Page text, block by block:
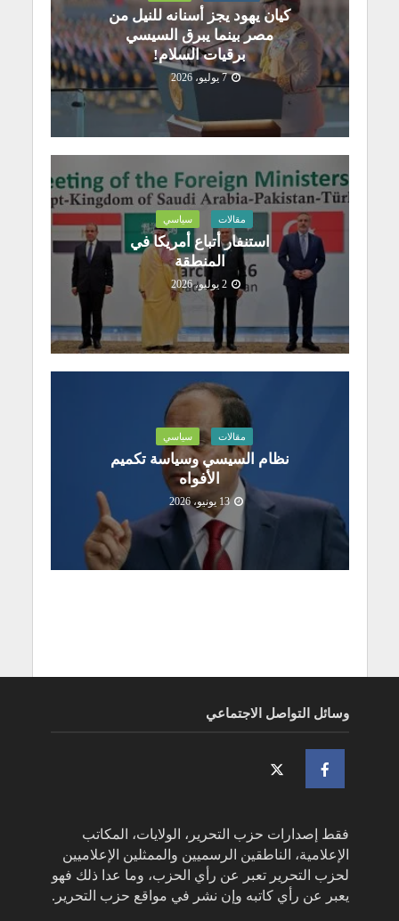
كيان يهود يجز أسنانه للنيل من
مصر بينما يبرق السيسي
برقيات السلام!
7 يوليو، 2026
مقالات سياسي
استنفار أتباع أمريكا في
المنطقة
2 يوليو، 2026
مقالات سياسي
نظام السيسي وسياسة تكميم
الأفواه
13 يونيو، 2026
وسائل التواصل الاجتماعي
فقط إصدارات حزب التحرير، الولايات، المكاتب
الإعلامية، الناطقين الرسميين والممثلين الإعلاميين
لحزب التحرير تعبر عن رأي الحزب، وما عدا ذلك فهو
يعبر عن رأي كاتبه وإن نشر في مواقع حزب التحرير.